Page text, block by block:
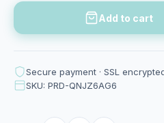
Add to cart
Secure payment · SSL
SKU: PRD-QNJZ6AG6